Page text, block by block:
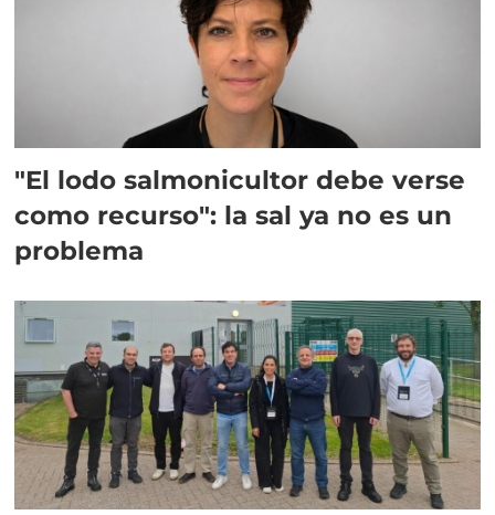
"El lodo salmonicultor debe verse
como recurso": la sal ya no es un
problema